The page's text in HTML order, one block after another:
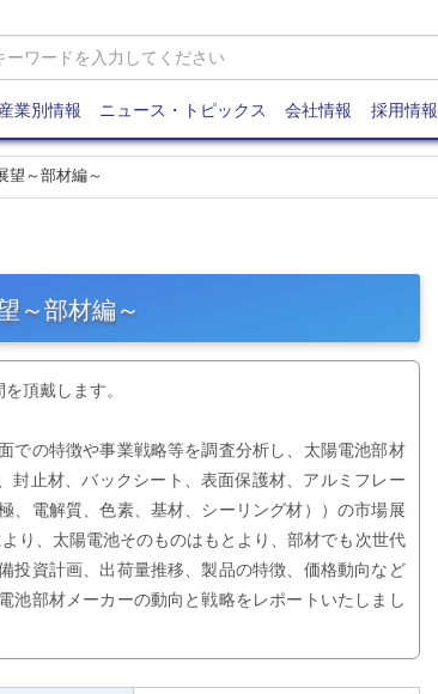
産業別情報 ニュース・トピックス 会社情報 採用情報
望～部材編～
～部材編～
頂戴します。
での特徴や事業戦略等を調査分析し、太陽電池部材
封止材、バックシート、表面保護材、アルミフレー
、電解質、色素、基材、シーリング材））の市場展
り、太陽電池そのものはもとより、部材でも次世代
投資計画、出荷量推移、製品の特徴、価格動向など
池部材メーカーの動向と戦略をレポートいたしまし